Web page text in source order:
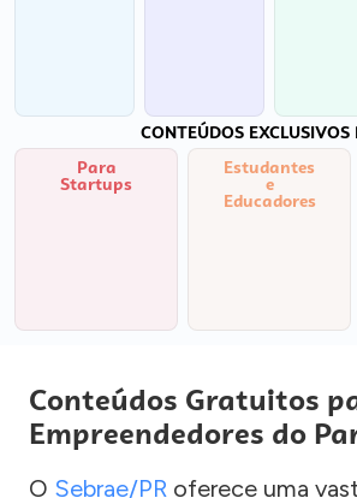
CONTEÚDOS EXCLUSIVOS
Para
Startups
Estudantes
e
Educadores
Conteúdos Gratuitos
Empreendedores do
O Sebrae/PR oferece uma